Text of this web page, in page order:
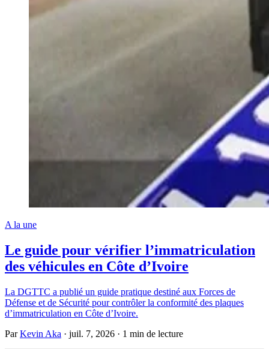
A la une
Le guide pour vérifier l’immatriculation
des véhicules en Côte d’Ivoire
La DGTTC a publié un guide pratique destiné aux Forces de
Défense et de Sécurité pour contrôler la conformité des plaques
d’immatriculation en Côte d’Ivoire.
ParKevin Aka · juil. 7, 2026 · 1 min de lecture